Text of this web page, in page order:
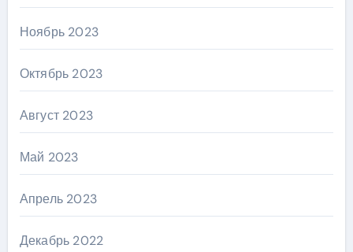
Ноябрь 2023
Октябрь 2023
Август 2023
Май 2023
Апрель 2023
Декабрь 2022